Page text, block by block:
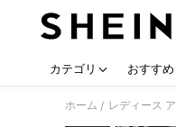
カテゴリ おすすめ
ホーム / レディース